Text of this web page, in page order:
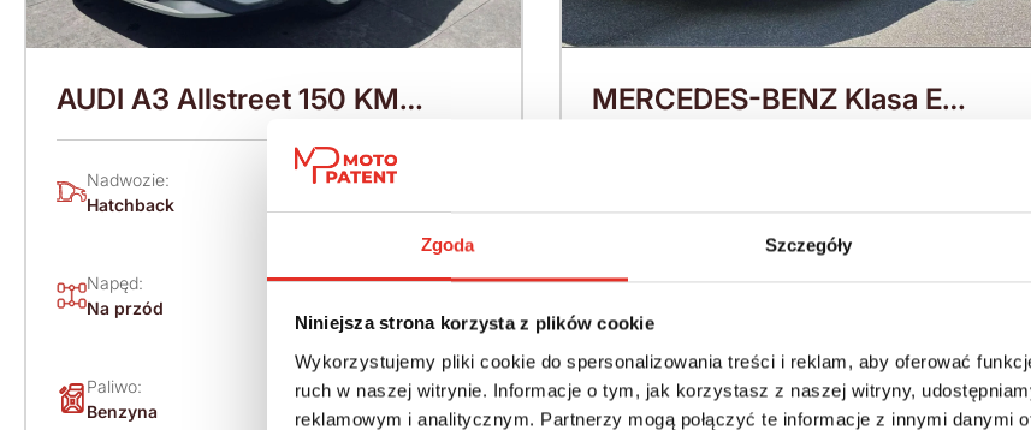
Zgoda Szczegóły
Niniejsza strona korzysta z plików cookie
Wykorzystujemy pliki cookie do spersonalizowania treści i reklam, aby oferować
ruch w naszej witrynie. Informacje o tym, jak korzystasz z naszej witryny,
reklamowym i analitycznym. Partnerzy mogą połączyć te informacje z innymi danymi
AUDI A3 Allstreet 150 KM
(2026)
Nadwozie:
Hatchback
Rok produkcji:
Napęd:
Na przód
Skrzynia:
Paliwo:
Benzyna
Moc (KM):
150
MERCEDES-BENZ Klasa E
Napęd:
Skrzynia:
Paliwo:
Diesel
Moc (KM):
220